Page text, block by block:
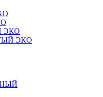
ЭКО
ЭКО